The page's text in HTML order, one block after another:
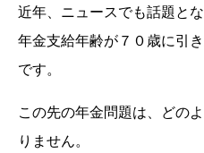
近年、ニュースでも話題と
年金支給年齢が７０歳に引
です。
この先の年金問題は、どの
りません。